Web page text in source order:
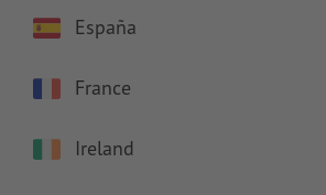
España
France
Ireland